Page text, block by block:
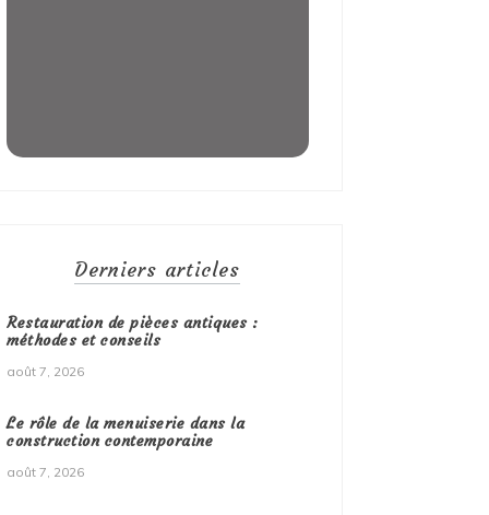
Derniers articles
Restauration de pièces antiques :
méthodes et conseils
août 7, 2026
Le rôle de la menuiserie dans la
construction contemporaine
août 7, 2026